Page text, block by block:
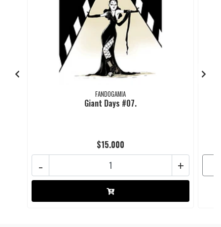
FANDOGAMIA
Giant Days #07.
$15.000
+
-